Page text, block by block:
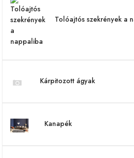
Tolóajtós szekrények a
Kárpitozott ágyak
Kanapék